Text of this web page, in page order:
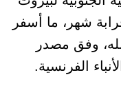
شهر، ما أسفر
وفق مصدر
الفرنسية.